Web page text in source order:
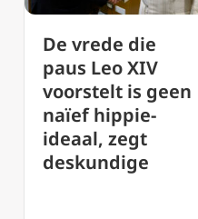
Vaticaan roept
op tot evaluatie
van de
uitvoering van
synodaliteit
voorafgaand aan